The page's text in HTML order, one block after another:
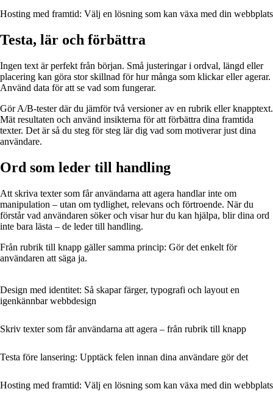
Hosting med framtid: Välj en lösning som kan växa med din webbplats
Testa, lär och förbättra
Ingen text är perfekt från början. Små justeringar i ordval, längd eller
placering kan göra stor skillnad för hur många som klickar eller agerar.
Använd data för att se vad som fungerar.
Gör A/B-tester där du jämför två versioner av en rubrik eller knapptext.
Mät resultaten och använd insikterna för att förbättra dina framtida
texter. Det är så du steg för steg lär dig vad som motiverar just dina
användare.
Ord som leder till handling
Att skriva texter som får användarna att agera handlar inte om
manipulation – utan om tydlighet, relevans och förtroende. När du
förstår vad användaren söker och visar hur du kan hjälpa, blir dina ord
inte bara lästa – de leder till handling.
Från rubrik till knapp gäller samma princip: Gör det enkelt för
användaren att säga ja.
Design med identitet: Så skapar färger, typografi och layout en
igenkännbar webbdesign
Skriv texter som får användarna att agera – från rubrik till knapp
Testa före lansering: Upptäck felen innan dina användare gör det
Hosting med framtid: Välj en lösning som kan växa med din webbplats